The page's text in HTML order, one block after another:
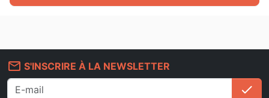
mail_outline S'INSCRIRE À LA NEWSLETTER
check